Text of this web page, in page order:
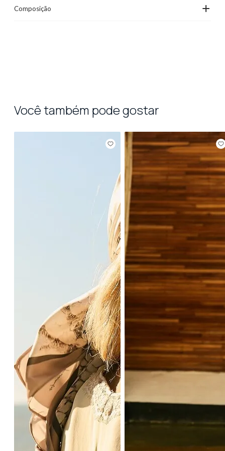
Composição +
Você também pode gostar